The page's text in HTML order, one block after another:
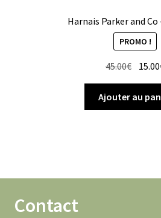
Harnais Parker and Co
PROMO !
45.00€ Le
initial
était :
15.00
Ajouter au
Contact